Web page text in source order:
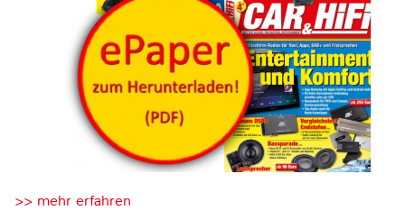
>> mehr erfahren